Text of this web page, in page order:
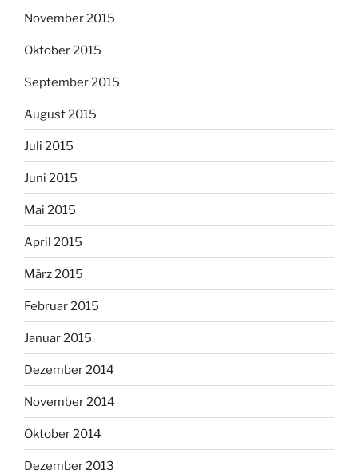
November 2015
Oktober 2015
September 2015
August 2015
Juli 2015
Juni 2015
Mai 2015
April 2015
März 2015
Februar 2015
Januar 2015
Dezember 2014
November 2014
Oktober 2014
Dezember 2013